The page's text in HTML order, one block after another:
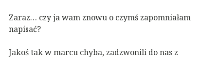
Zaraz… czy ja wam znowu o czymś zapomniałam
napisać?
Jakoś tak w marcu chyba, zadzwonili do nas z